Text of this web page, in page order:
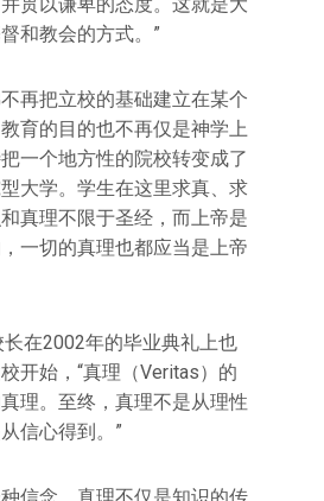
和教会的方式。”
再把立校的基础建立在某个
育的目的也不再仅是神学上
一个地方性的院校转变成了
大学。学生在这里求真、求
真理不限于圣经，而上帝是
一切的真理也都应当是上帝
长在2002年的毕业典礼上也
开始，“真理（Veritas）的
理。至终，真理不是从理性
信心得到。”
信念，真理不仅是知识的传